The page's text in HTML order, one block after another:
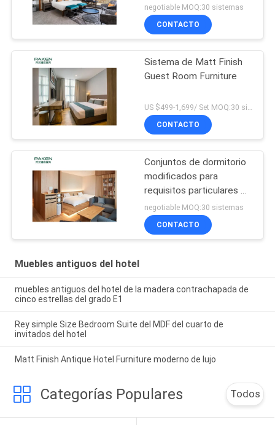
negotiable MOQ:30 sistemas
CONTACTO
Sistema de Matt Finish
Guest Room Furniture
CONTACTO
Conjuntos de dormitorio
modificados para
requisitos particulares de
los muebles del hotel
negotiable MOQ:30 sistemas
CONTACTO
Muebles antiguos del hotel
muebles antiguos del hotel de la madera contrachapada de
cinco estrellas del grado E1
Rey simple Size Bedroom Suite del MDF del cuarto de
invitados del hotel
Matt Finish Antique Hotel Furniture moderno de lujo
Categorías Populares Todos